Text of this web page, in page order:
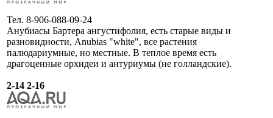
Тел. 8-906-088-09-24
Анубиасы Бартера ангустифолия, есть старые виды и
разновидности, Anubias "white", все растения
палюдариумные, но местные. В теплое время есть
драгоценные орхидеи и антуриумы (не голландские).
2-14 2-16